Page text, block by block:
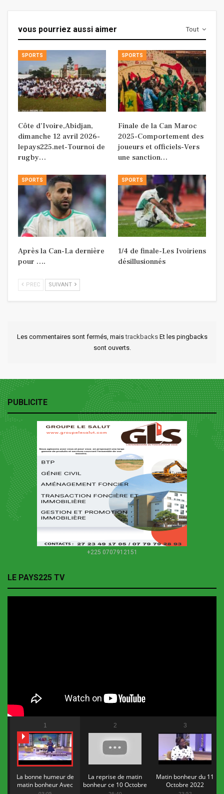
Tout
vous pourriez aussi aimer
SPORTS
Côte d’Ivoire,Abidjan,
dimanche 12 avril 2026-
lepays225.net-Tournoi de
rugby…
SPORTS
Finale de la Can Maroc
2025-Comportement des
joueurs et officiels-Vers
une sanction…
SPORTS
Après la Can-La dernière
pour ….
SPORTS
1/4 de finale-Les Ivoiriens
désillusionnés
PREC SUIVANT
Les commentaires sont fermés, maistrackbacks Et les pingbacks
sont ouverts.
PUBLICITE
+225 0707912151
LE PAYS225 TV
1
La bonne humeur de
matin bonheur Avec
2
La reprise de matin
bonheur ce 10 Octobre
3
Matin bonheur du 11
Octobre 2022